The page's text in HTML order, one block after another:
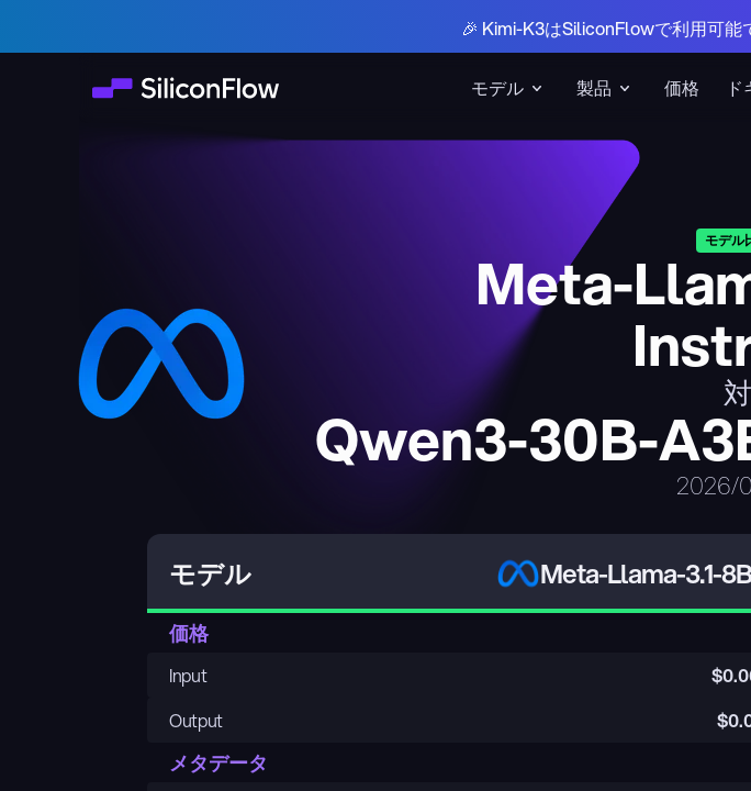
モデル 製品 価格
🎉 Kimi-K3はSiliconFlowで利用可能
モデル
Meta-
対
Qwen3-30B-
2026/
モデル Meta-Llama-3.1-
価格
Input $
Output
$
メタデータ